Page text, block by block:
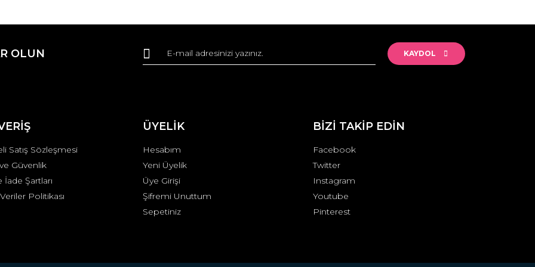
Yorum Yaz
Gönder
OLUN KAYDOL
Satış Sözleşmesi
Güvenlik
İade Şartları
Politikası
ÜYELİK
Hesabım
Yeni Üyelik
Üye Girişi
Şifremi Unuttum
Sepetiniz
BİZİ TAKİP EDİN
Facebook
Twitter
Instagram
Youtube
Pinterest